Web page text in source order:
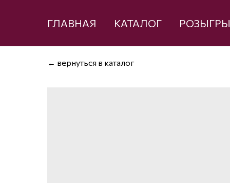
ГЛАВНАЯ КАТАЛОГ
← вернуться в каталог